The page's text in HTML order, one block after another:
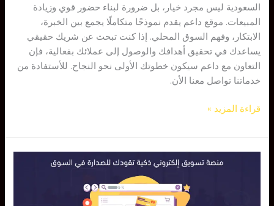
السعودية ليس مجرد خيار، بل ضرورة لبناء حضور قوي وزيادة
المبيعات. موقع داعم يقدم نموذجًا متكاملًا يجمع بين الخبرة،
الابتكار، وفهم السوق المحلي. إذا كنت تبحث عن شريك حقيقي
يساعدك في تحقيق أهدافك والوصول إلى عملائك بفعالية، فإن
التعاون مع داعم سيكون خطوتك الأولى نحو النجاح. للأستفادة من
خدماتنا تواصل معنا الأن.
قراءة المزيد »